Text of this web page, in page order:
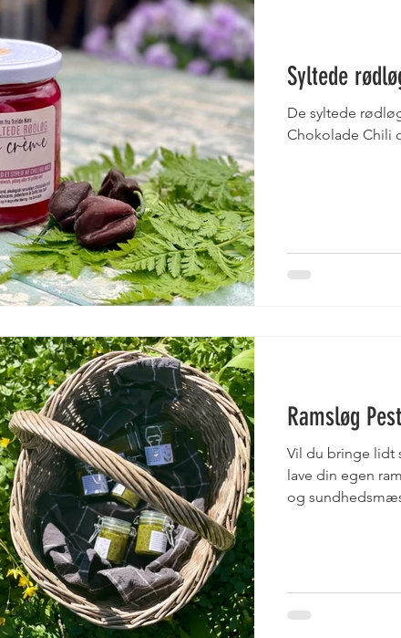
Syltede
De syltede
Chokolade Chili
Ramsløg
Vil du bringe lidt
lave din egen
og